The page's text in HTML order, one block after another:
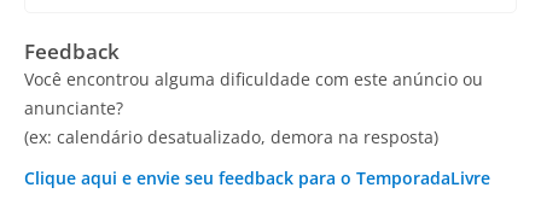
Feedback
Você encontrou alguma dificuldade com este anúncio ou
anunciante?
(ex: calendário desatualizado, demora na resposta)
Clique aqui e envie seu feedback para o TemporadaLivre